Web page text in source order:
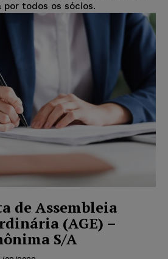
por todos os sócios.
de Assembleia
(AGE) –
S/A